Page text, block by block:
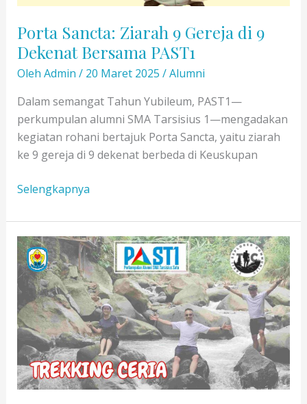
PIK
2
Porta Sancta: Ziarah 9 Gereja di 9
Dekenat Bersama PAST1
Oleh Admin / 20 Maret 2025 /Alumni
Dalam semangat Tahun Yubileum, PAST1—
perkumpulan alumni SMA Tarsisius 1—mengadakan
kegiatan rohani bertajuk Porta Sancta, yaitu ziarah
ke 9 gereja di 9 dekenat berbeda di Keuskupan
Porta
Ziarah
9
Gereja
di
9
Dekenat
Bersama
PAST1
Selengkapnya